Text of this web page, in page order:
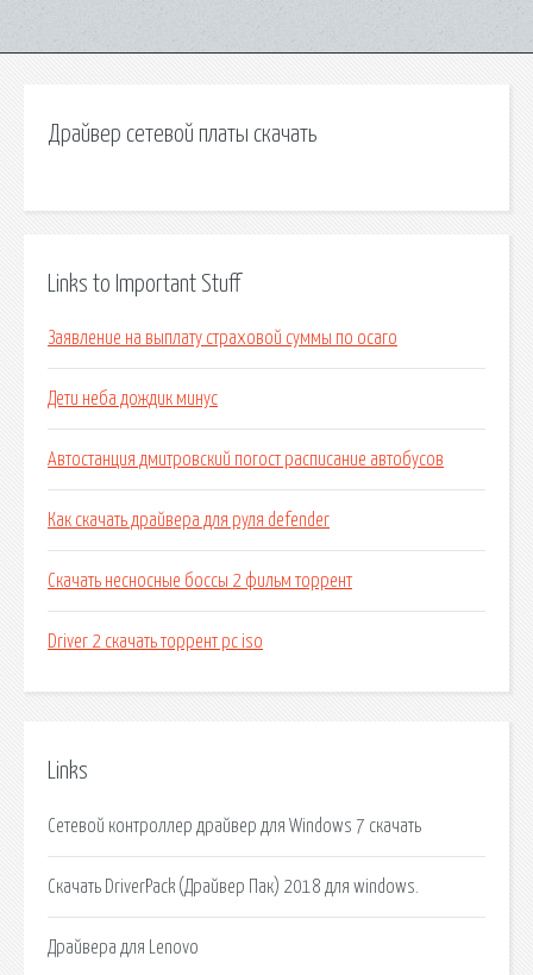
Драйвер сетевой платы скачать
Links to Important Stuff
Заявление на выплату страховой суммы по осаго
Дети неба дождик минус
Автостанция дмитровский погост расписание автобусов
Как скачать драйвера для руля defender
Скачать несносные боссы 2 фильм торрент
Driver 2 скачать торрент pc iso
Links
Сетевой контроллер драйвер для Windows 7 скачать
Скачать DriverPack (Драйвер Пак) 2018 для windows.
Драйвера для Lenovo